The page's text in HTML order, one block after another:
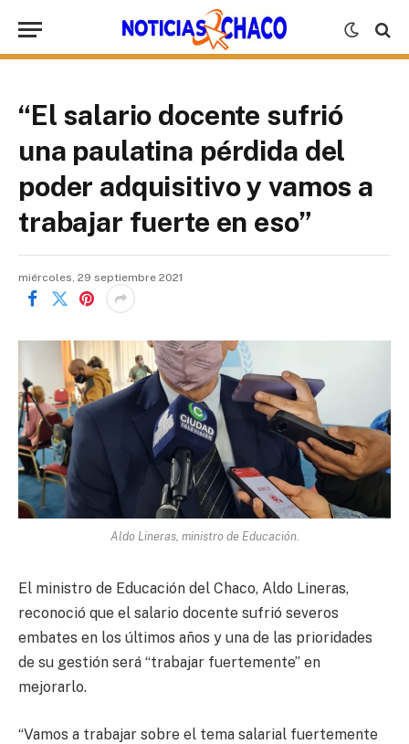
“El salario docente sufrió
una paulatina pérdida del
poder adquisitivo y vamos a
trabajar fuerte en eso”
miércoles, 29 septiembre 2021
Aldo Lineras, ministro de Educación.
El ministro de Educación del Chaco, Aldo Lineras,
reconoció que el salario docente sufrió severos
embates en los últimos años y una de las prioridades
de su gestión será “trabajar fuertemente” en
mejorarlo.
“Vamos a trabajar sobre el tema salarial fuertemente